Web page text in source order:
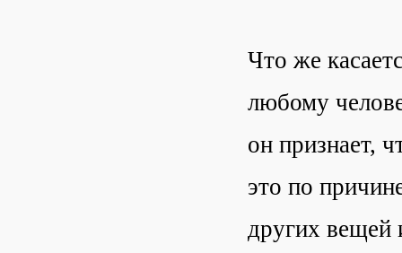
Что же
любому
он признает,
это по
других вещей